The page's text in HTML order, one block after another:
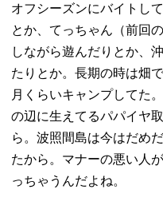
オフシーズンにバイトし
とか、てっちゃん（前回
しながら遊んだりとか、
たりとか。長期の時は畑
月くらいキャンプしてた
の辺に生えてるパパイヤ
ら。波照間島は今はだめ
たから。マナーの悪い人
っちゃうんだよね。